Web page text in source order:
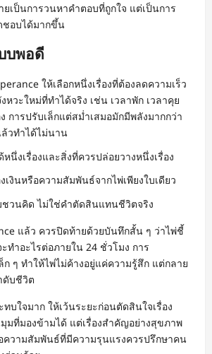
ยเป็นการวนหาคำตอบที่ถูกใจ แต่เป็นการ
ชอบได้มากขึ้น
บพอดี
ให้เลือกหนึ่งเรื่องที่ต้องลดความเร็ว
หวะใหม่ที่ทำได้จริง เช่น เวลาพัก เวลาคุย
การปรับเล็กแต่สม่ำเสมอมักมีพลังมากกว่า
วทำได้ไม่นาน
นึ่งเรื่องและสิ่งที่ควรปล่อยวางหนึ่งเรื่อง
เงินหรือความสัมพันธ์จากไพ่เพียงใบเดียว
ชวนคิด ไม่ใช่คำตัดสินแทนชีวิตจริง
แล้ว ควรปิดท้ายด้วยบันทึกสั้น ๆ ว่าไพ่ชี้
ทำอะไรต่อภายใน 24 ชั่วโมง การ
ก ๆ ทำให้ไพ่ไม่ค้างอยู่แค่ความรู้สึก แต่กลาย
ดับชีวิต
บใจมาก ให้เว้นระยะก่อนตัดสินใจเรื่อง
มที่มองข้ามได้ แต่เรื่องสำคัญอย่างสุขภาพ
วามสัมพันธ์ที่มีความรุนแรงควรปรึกษาคน